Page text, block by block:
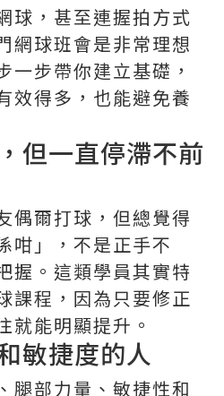
球，甚至連握拍方式
網球班會是非常理想
一步帶你建立基礎，
效得多，也能避免養
但一直停滯不前
偶爾打球，但總覺得
咁」，不是正手不
握。這類學員其實特
課程，因為只要修正
就能明顯提升。
敏捷度的人
腿部力量、敏捷性和